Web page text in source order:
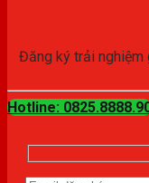
Đăng ký trải nghiệm
Hotline: